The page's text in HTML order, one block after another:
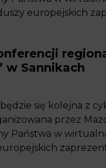
europejskich
w Sannikach
się kolejna z
przez
Państwa w